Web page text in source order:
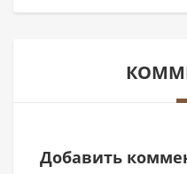
Добавить